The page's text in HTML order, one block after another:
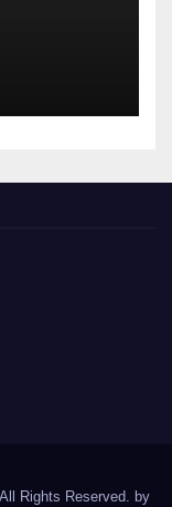
Rights Reserved. by